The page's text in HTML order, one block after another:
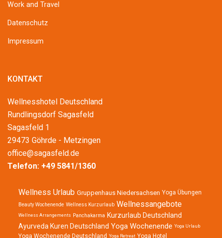
Work and Travel
Datenschutz
Impressum
KONTAKT
Wellnesshotel Deutschland
Rundlingsdorf Sagasfeld
Sagasfeld 1
29473 Göhrde - Metzingen
office@sagasfeld.de
Telefon: +49 5841/1360
Wellness Urlaub Gruppenhaus Niedersachsen Yoga Übungen
Beauty Wochenende Wellness Kurzurlaub Wellnessangebote
Wellness Arrangements Panchakarma
Kurzurlaub Deutschland
Ayurveda Kuren Deutschland Yoga Wochenende Yoga Urlaub
Yoga Wochenende Deutschland Yoga Retreat Yoga Hotel